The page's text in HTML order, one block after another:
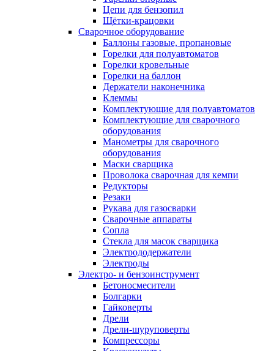
Цепи для бензопил
Щётки-крацовки
Сварочное оборудование
Баллоны газовые, пропановые
Горелки для полуавтоматов
Горелки кровельные
Горелки на баллон
Держатели наконечника
Клеммы
Комплектующие для полуавтоматов
Комплектующие для сварочного
оборудования
Манометры для сварочного
оборудования
Маски сварщика
Проволока сварочная для кемпи
Редукторы
Резаки
Рукава для газосварки
Сварочные аппараты
Сопла
Стекла для масок сварщика
Электрододержатели
Электроды
Электро- и бензоинструмент
Бетоносмесители
Болгарки
Гайковерты
Дрели
Дрели-шуруповерты
Компрессоры